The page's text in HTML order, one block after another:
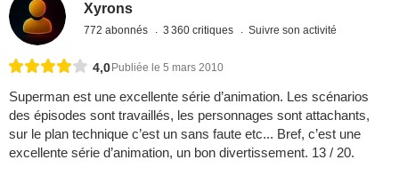
Xyrons
772 abonnés 3 360 critiques Suivre son activité
4,0Publiée le 5 mars 2010
Superman est une excellente série d’animation. Les scénarios
des épisodes sont travaillés, les personnages sont attachants,
sur le plan technique c’est un sans faute etc... Bref, c’est une
excellente série d’animation, un bon divertissement. 13 / 20.